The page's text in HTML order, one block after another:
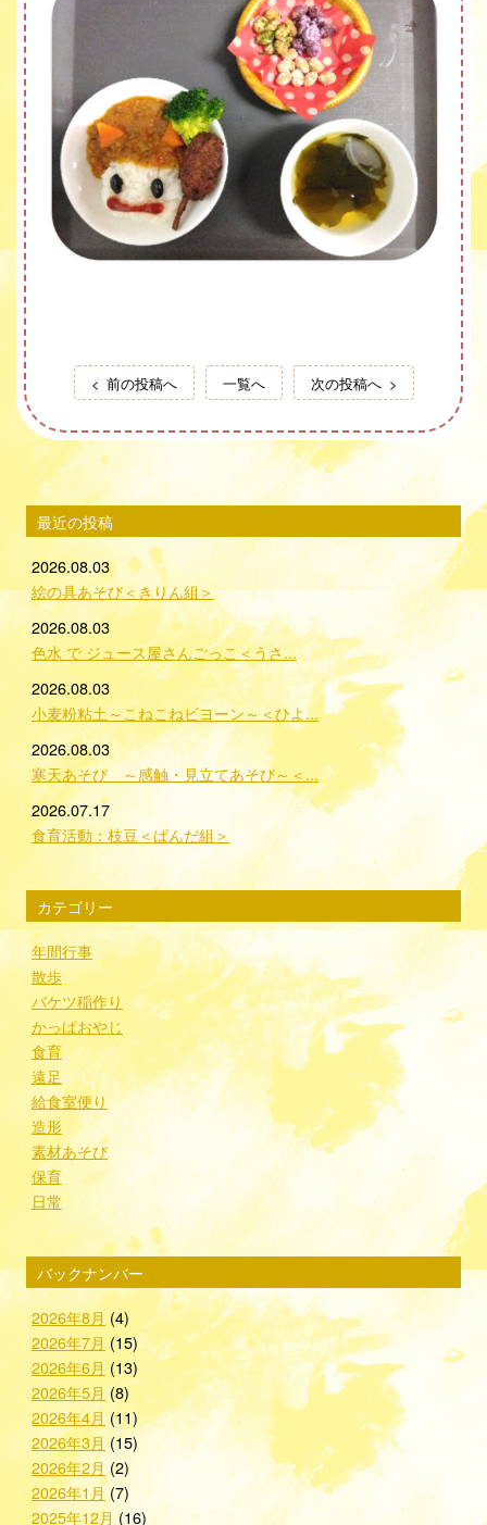
前の投稿へ 一覧へ 次の投稿へ
最近の投稿
2026.08.03
絵の具あそび＜きりん組＞
2026.08.03
色水 で ジュース屋さんごっこ＜うさ...
2026.08.03
小麦粉粘土～こねこねビヨーン～＜ひよ...
2026.08.03
寒天あそび ～感触・見立てあそび～＜...
2026.07.17
食育活動：枝豆＜ぱんだ組＞
カテゴリー
年間行事
散歩
バケツ稲作り
かっぱおやじ
食育
遠足
給食室便り
造形
素材あそび
保育
日常
バックナンバー
2026年8月 (4)
2026年7月 (15)
2026年6月 (13)
2026年5月(8)
2026年4月(11)
2026年3月 (15)
2026年2月 (2)
2026年1月(7)
2025年12月 (16)